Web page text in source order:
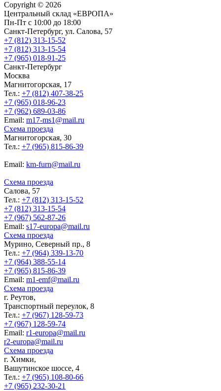
Copyright © 2026
Центральный склад «ЕВРОПА»
Пн-Пт с 10:00 до 18:00
Санкт-Петербург, ул. Салова, 57
+7 (812) 313-15-52
+7 (812) 313-15-54
+7 (965) 018-91-25
Санкт-Петербург
Москва
Магнитогорская, 17
Тел.: +7 (812) 407-38-25
+7 (965) 018-96-23
+7 (962) 689-03-86
Еmail: m17-ms1@mail.ru
Схема проезда
Магнитогорская, 30
Тел.: +7 (965) 815-86-39
Еmail: km-furn@mail.ru
Схема проезда
Салова, 57
Тел.: +7 (812) 313-15-52
+7 (812) 313-15-54
+7 (967) 562-87-26
Еmail: s17-europa@mail.ru
Схема проезда
Мурино, Северный пр., 8
Тел.: +7 (964) 339-13-70
+7 (964) 388-55-14
+7 (965) 815-86-39
Еmail: m1-emf@mail.ru
Схема проезда
г. Реутов,
Транспортный переулок, 8
Тел.: +7 (967) 128-59-73
+7 (967) 128-59-74
Еmail: r1-europa@mail.ru
r2-europa@mail.ru
Схема проезда
г. Химки,
Вашутинское шоссе, 4
Тел.: +7 (965) 108-80-66
+7 (965) 232-30-21